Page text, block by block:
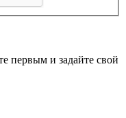
первым и задайте свой